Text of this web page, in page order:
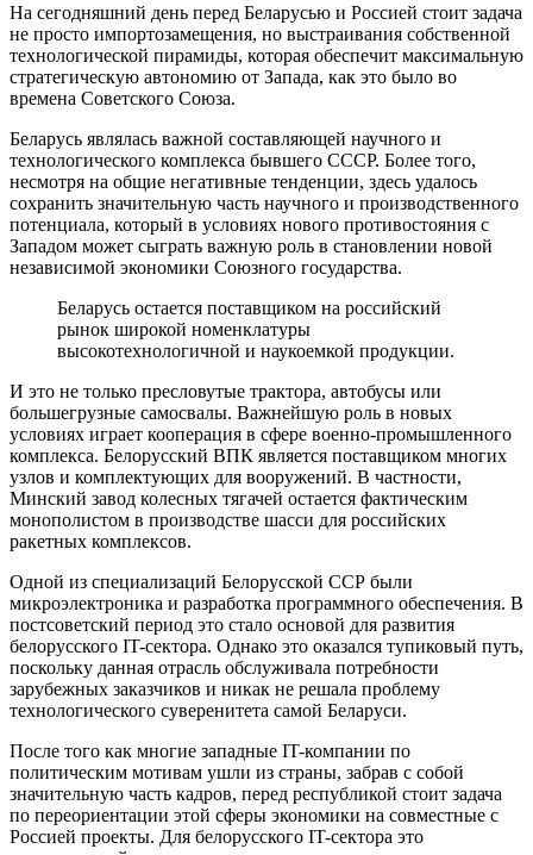
На сегодняшний день перед Беларусью и Россией стоит задача
не просто импортозамещения, но выстраивания собственной
технологической пирамиды, которая обеспечит максимальную
стратегическую автономию от Запада, как это было во
времена Советского Союза.
Беларусь являлась важной составляющей научного и
технологического комплекса бывшего СССР. Более того,
несмотря на общие негативные тенденции, здесь удалось
сохранить значительную часть научного и производственного
потенциала, который в условиях нового противостояния с
Западом может сыграть важную роль в становлении новой
независимой экономики Союзного государства.
Беларусь остается поставщиком на российский
рынок широкой номенклатуры
высокотехнологичной и наукоемкой продукции.
И это не только пресловутые трактора, автобусы или
большегрузные самосвалы. Важнейшую роль в новых
условиях играет кооперация в сфере военно-промышленного
комплекса. Белорусский ВПК является поставщиком многих
узлов и комплектующих для вооружений. В частности,
Минский завод колесных тягачей остается фактическим
монополистом в производстве шасси для российских
ракетных комплексов.
Одной из специализаций Белорусской ССР были
микроэлектроника и разработка программного обеспечения. В
постсоветский период это стало основой для развития
белорусского IT-сектора. Однако это оказался тупиковый путь,
поскольку данная отрасль обслуживала потребности
зарубежных заказчиков и никак не решала проблему
технологического суверенитета самой Беларуси.
После того как многие западные IT-компании по
политическим мотивам ушли из страны, забрав с собой
значительную часть кадров, перед республикой стоит задача
по переориентации этой сферы экономики на совместные с
Россией проекты. Для белорусского IT-сектора это